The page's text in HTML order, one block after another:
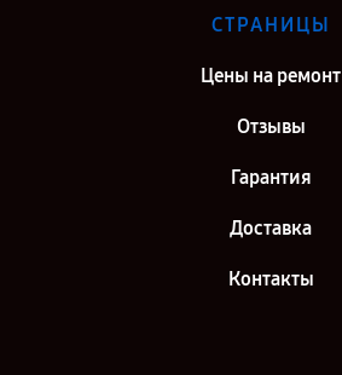
СТРАНИЦЫ
Цены на ремонт
Отзывы
Гарантия
Доставка
Контакты